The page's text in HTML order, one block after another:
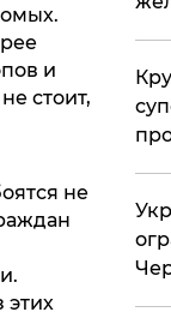
и
стоит,
не
этих